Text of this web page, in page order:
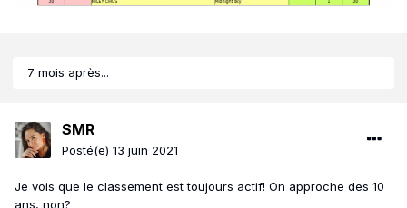
7 mois après...
SMR
Posté(e) 13 juin 2021
Je vois que le classement est toujours actif! On approche des 10
ans, non?